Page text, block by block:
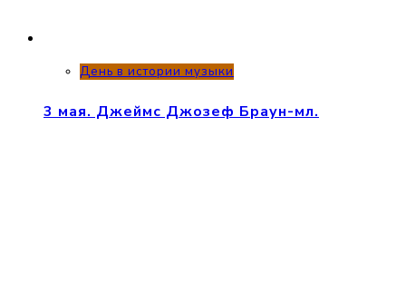
День в истории музыки
3 мая. Джеймс Джозеф Браун-мл.